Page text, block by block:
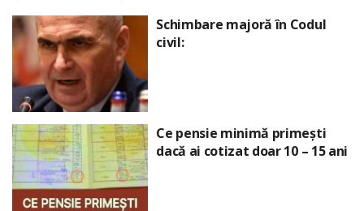
Schimbare majoră în Codul
civil:
Ce pensie minimă primești
dacă ai cotizat doar 10 – 15 ani